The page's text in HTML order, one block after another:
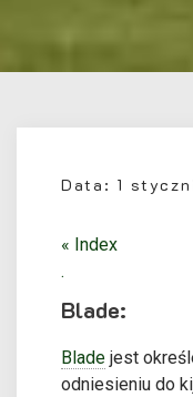
Data: 1
« Index
.
Blade:
Blade jest
odniesieniu do